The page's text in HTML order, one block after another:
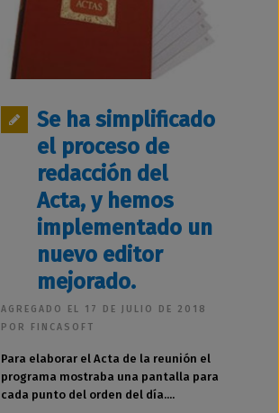
Se ha simplificado
el proceso de
redacción del
Acta, y hemos
implementado un
nuevo editor
mejorado.
AGREGADO EL 17 DE JULIO DE 2018
POR FINCASOFT
Para elaborar el Acta de la reunión el
programa mostraba una pantalla para
cada punto del orden del día....